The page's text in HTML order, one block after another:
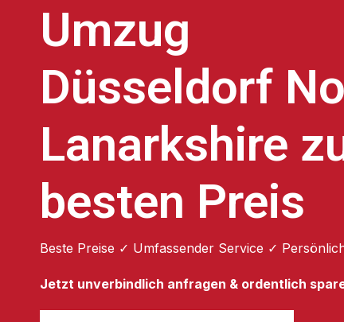
Umzug
Düsseldorf
Lanarkshire
besten Preis
Beste Preise ✓ Umfassender Service ✓
Jetzt unverbindlich anfragen & ordentlich